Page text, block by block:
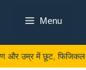
Menu
उम्र में छूट, फिजिकल भी